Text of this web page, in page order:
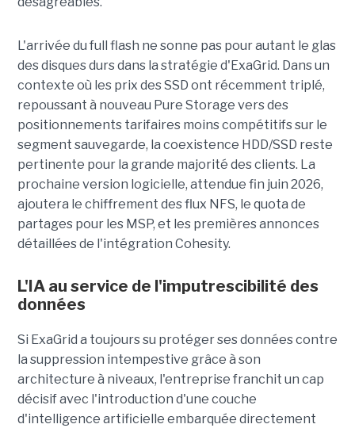
L'arrivée du full flash ne sonne pas pour autant le glas
des disques durs dans la stratégie d'ExaGrid. Dans un
contexte où les prix des SSD ont récemment triplé,
repoussant à nouveau Pure Storage vers des
positionnements tarifaires moins compétitifs sur le
segment sauvegarde, la coexistence HDD/SSD reste
pertinente pour la grande majorité des clients. La
prochaine version logicielle, attendue fin juin 2026,
ajoutera le chiffrement des flux NFS, le quota de
partages pour les MSP, et les premières annonces
détaillées de l'intégration Cohesity.
L'IA au service de l'imputrescibilité des
données
Si ExaGrid a toujours su protéger ses données contre
la suppression intempestive grâce à son
architecture à niveaux, l'entreprise franchit un cap
décisif avec l'introduction d'une couche
d'intelligence artificielle embarquée directement